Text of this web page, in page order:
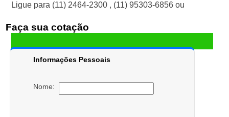
Ligue para (11) 2464-2300 , (11) 95303-6856 ou
Faça sua cotação
Informações Pessoais
Nome: